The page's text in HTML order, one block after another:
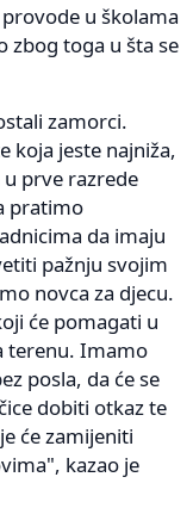
u školama
zbog toga u šta se
zamorci.
koja jeste najniža,
u prve razrede
pratimo
da imaju
pažnju svojim
novca za djecu.
će pomagati u
terenu. Imamo
posla, da će se
dobiti otkaz te
će zamijeniti
kazao je